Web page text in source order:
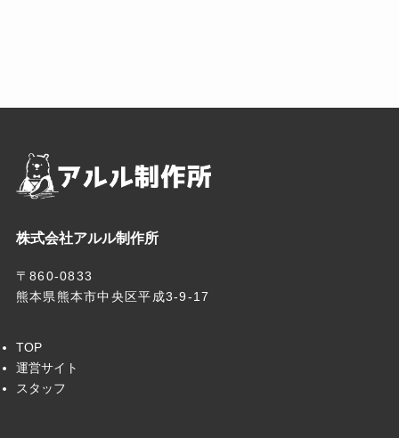
株式会社アルル制作所
〒860-0833
熊本県熊本市中央区平成3-9-17
TOP
運営サイト
スタッフ